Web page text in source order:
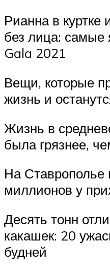
Рианна в
без лица: самые
Gala 2021
Вещи, которые
жизнь и
Жизнь в
была грязнее,
На Ставрополье
миллионов у
Десять тонн
какашек: 20
будней